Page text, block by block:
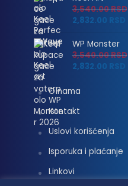
3,540.00RSD
2,832.00 RSD
WP Monster
3,540.00RSD
2,832.00 RSD
O nama
Kontakt
Uslovi korišćenja
Isporuka i plaćanje
Linkovi